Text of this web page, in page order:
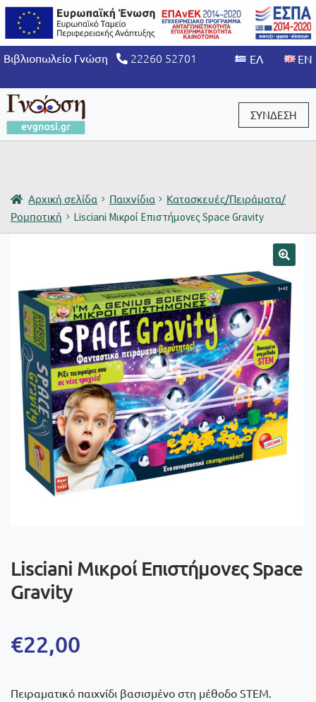
Βιβλιοπωλείο Γνώση 22260 52701
ΣΥΝΔΕΣΗ
Αρχική σελίδα Παιχνίδια
Κατασκευές/Πειράματα/
Ρομποτική
Lisciani Μικροί Επιστήμονες Space Gravity
Lisciani Μικροί Επιστήμονες Space
Gravity
€22,00
Πειραματικό παιχνίδι βασισμένο στη μέθοδο STEM.